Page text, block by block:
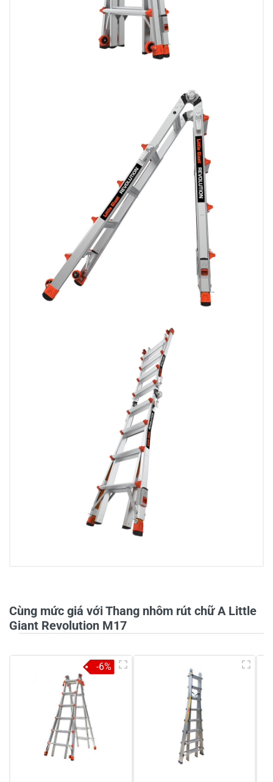
4
-
3
-
2
-
1
-
Chia sẻ nhận xét về sản phẩm
Cùng mức giá với Thang nhôm rút chữ A Little
Giant Revolution M17
-6%